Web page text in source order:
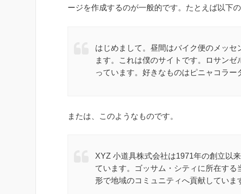
ージを作成するのが一般的です。たとえば以下の
はじめまして。昼間はバイク便のメッ
ます。これは僕のサイトです。ロサン
っています。好きなものはピニャコラー
または、このようなものです。
XYZ 小道具株式会社は1971年の創立以
ています。ゴッサム・シティに所在す
形で地域のコミュニティへ貢献していま